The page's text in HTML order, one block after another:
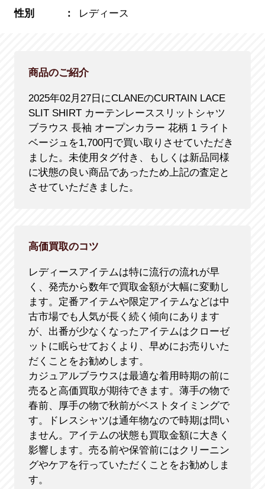
性別
レディース
商品のご紹介
2025年02月27日にCLANEのCURTAIN LACE
SLIT SHIRT カーテンレーススリットシャツ
ブラウス 長袖 オープンカラー 花柄 1 ライト
ベージュを1,700円で買い取りさせていただき
ました。未使用タグ付き、もしくは新品同様
に状態の良い商品であったため上記の査定と
させていただきました。
高価買取のコツ
レディースアイテムは特に流行の流れが早
く、発売から数年で買取金額が大幅に変動し
ます。定番アイテムや限定アイテムなどは中
古市場でも人気が長く続く傾向にあります
が、出番が少なくなったアイテムはクローゼ
ットに眠らせておくより、早めにお売りいた
だくことをお勧めします。
カジュアルブラウスは最適な着用時期の前に
売ると高価買取が期待できます。薄手の物で
春前、厚手の物で秋前がベストタイミングで
す。ドレスシャツは通年物なので時期は問い
ません。アイテムの状態も買取金額に大きく
影響します。売る前や保管前にはクリーニン
グやケアを行っていただくことをお勧めしま
す。